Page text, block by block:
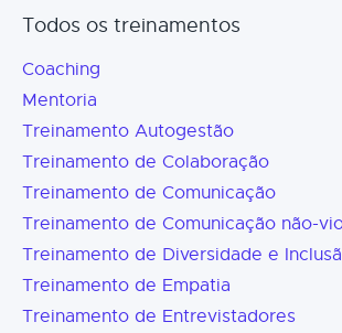
Todos os treinamentos
Coaching
Mentoria
Treinamento Autogestão
Treinamento de Colaboração
Treinamento de Comunicação
Treinamento de Comunicação não-
Treinamento de Diversidade e
Treinamento de Empatia
Treinamento de Entrevistadores